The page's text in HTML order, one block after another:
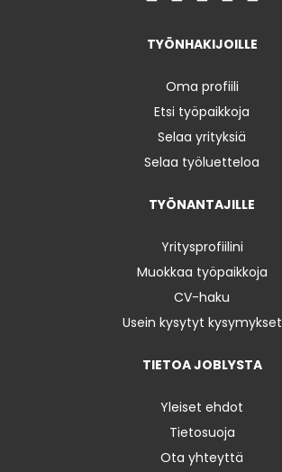
TYÖNHAKIJOILLE
Oma profiili
Etsi työpaikkoja
Selaa yrityksiä
Selaa työluetteloa
TYÖNANTAJILLE
Yritysprofiilini
Muokkaa työpaikkoja
CV-haku
Usein kysytyt kysymykset
TIETOA JOBLYSTA
Yleiset ehdot
Tietosuoja
Ota yhteyttä